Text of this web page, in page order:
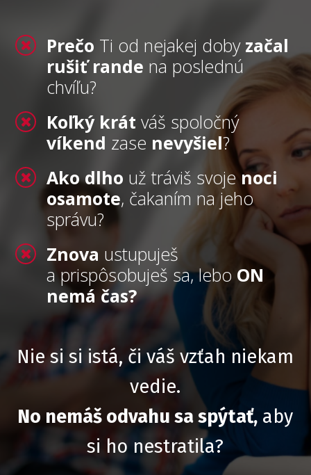
Prečo Ti od nejakej doby začal
rušiť rande na poslednú
chvíľu?
Koľký krát váš spoločný
víkend zase nevyšiel?
Ako dlho už tráviš svojenoci
osamote, čakaním na jeho
správu?
Znova ustupuješ
a prispôsobuješ sa, lebo ON
nemá čas?
Nie si si istá, či váš vzťah niekam
vedie.
No nemáš odvahu sa spýtať,aby
si ho nestratila?